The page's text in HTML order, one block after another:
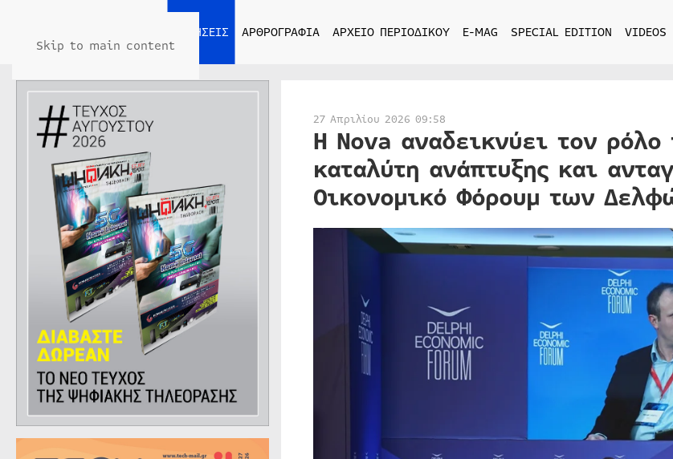
Skip to main content
ΕΙΔΗΣΕΙΣ ΑΡΘΡΟΓΡΑΦΙΑ ΑΡΧΕΙΟ ΠΕΡΙΟΔΙΚΟΥ E-MAG SPECIAL EDITION VIDEOS
27 Απριλίου 2026 09:58
Η Nova αναδεικνύει τον
καταλύτη ανάπτυξης και
Οικονομικό Φόρουμ των